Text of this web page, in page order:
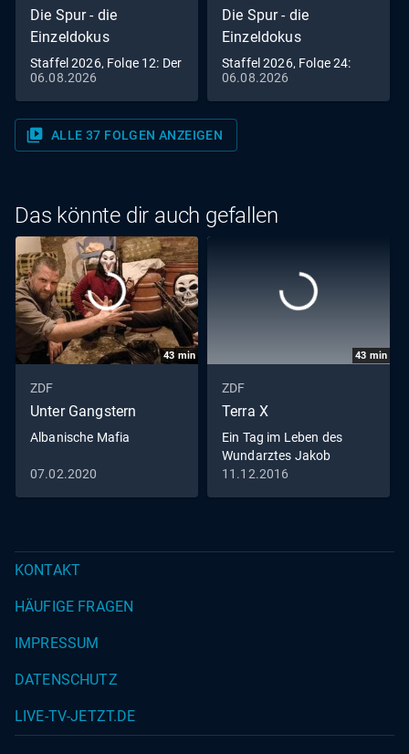
Die Spur - die
Einzeldokus
Staffel 2026, Folge 12: Der
Sparkassen-Coup von
Gelsenkirchen
06.08.2026
Die Spur - die
Einzeldokus
Staffel 2026, Folge 24:
Aufrüstung im All: Droht
ein Weltraum-Krieg?
06.08.2026
video_library ALLE 37 FOLGEN ANZEIGEN
Das könnte dir auch gefallen
43 min
ZDF
Unter Gangstern
Albanische Mafia
07.02.2020
43 min
ZDF
Terra X
Ein Tag im Leben des
Wundarztes Jakob
Althaus im Jahr 1454
11.12.2016
KONTAKT
HÄUFIGE FRAGEN
IMPRESSUM
DATENSCHUTZ
LIVE-TV-JETZT.DE